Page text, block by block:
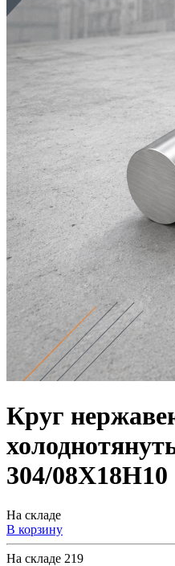
Круг
304/08Х18Н10
На складе
В корзину
На складе 219